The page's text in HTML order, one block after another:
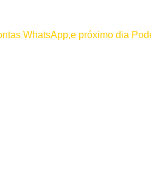
WhatsApp,e próximo dia